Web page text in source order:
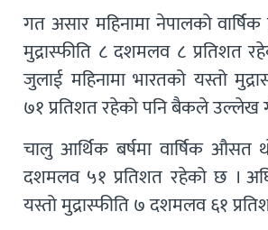
गत असार महिनामा नेपालको
मुद्रास्फीति ८ दशमलव ८ प्रतिशत
जुलाई महिनामा भारतको यस्तो
७१ प्रतिशत रहेको पनि बैकले उल्लेख
चालु आर्थिक बर्षमा वार्षिक औसत
दशमलव ५१ प्रतिशत रहेको छ ।
यस्तो मुद्रास्फीति ७ दशमलव ६१